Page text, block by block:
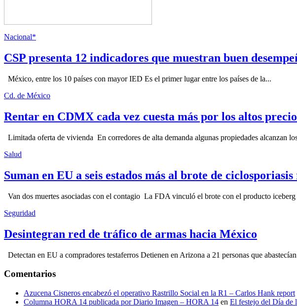
Nacional*
CSP presenta 12 indicadores que muestran buen
México, entre los 10 países con mayor IED Es el primer lugar entre los países de la...
Cd. de México
Rentar en CDMX cada vez cuesta más por los altos
Limitada oferta de vivienda En corredores de alta demanda algunas propiedades alcanzan
Salud
Suman en EU a seis estados más al brote de
Van dos muertes asociadas con el contagio La FDA vinculó el brote con el producto iceberg
Seguridad
Desintegran red de tráfico de armas hacia México
Detectan en EU a compradores testaferros Detienen en Arizona a 21 personas que
Comentarios
Azucena Cisneros encabezó el operativo Rastrillo Social en la R1 – Carlos Hank report
Columna HORA 14 publicada por Diario Imagen – HORA 14 en El festejo del Día de